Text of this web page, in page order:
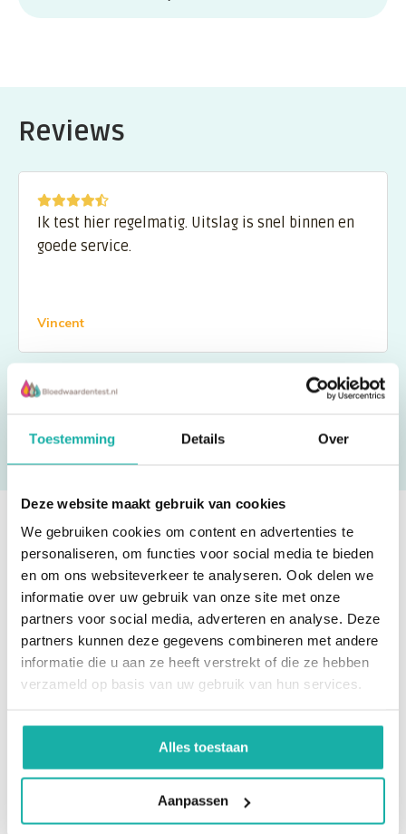
Toestemming Details Over
Deze website maakt gebruik van cookies
We gebruiken cookies om content en advertenties te
personaliseren, om functies voor social media te bieden
en om ons websiteverkeer te analyseren. Ook delen we
informatie over uw gebruik van onze site met onze
partners voor social media, adverteren en analyse. Deze
partners kunnen deze gegevens combineren met andere
informatie die u aan ze heeft verstrekt of die ze hebben
verzameld op basis van uw gebruik van hun services.
Alles toestaan
Aanpassen
companies or (general) practitioners. You’ll receive the blood
exclusively to the email address you entered. You may place the order
birth, as test results are interpreted based on your age and gender.
mind that a blood or urine test is just a snapshot in time. It may be
Reviews
Ik test hier regelmatig. Uitslag is snel binnen en
goede service.
Vincent
Ben je eruit? Bestel direct!
Expat Health Clinic | Thyroid panel